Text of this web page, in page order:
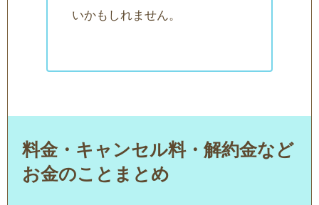
いかもしれません。
料金・キャンセル料・解約金など
お金のことまとめ